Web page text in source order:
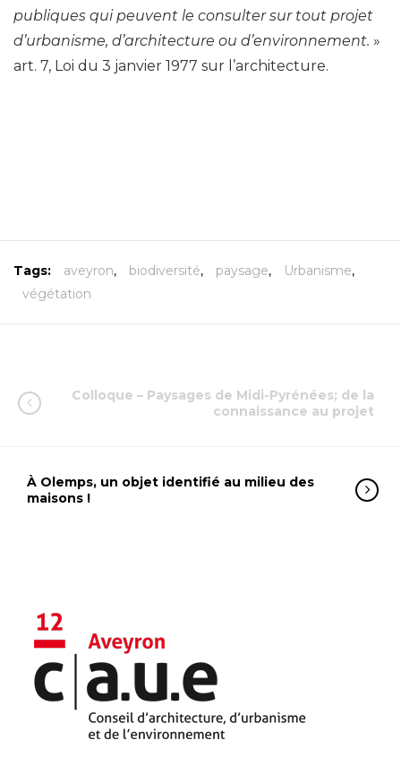
publiques qui peuvent le consulter sur tout projet
d’urbanisme, d’architecture ou d’environnement. »
art. 7, Loi du 3 janvier 1977 sur l’architecture.
Tags: aveyron, biodiversité, paysage, Urbanisme,
végétation
Colloque – Paysages de Midi-Pyrénées; de la
connaissance au projet
À Olemps, un objet identifié au milieu des
maisons !